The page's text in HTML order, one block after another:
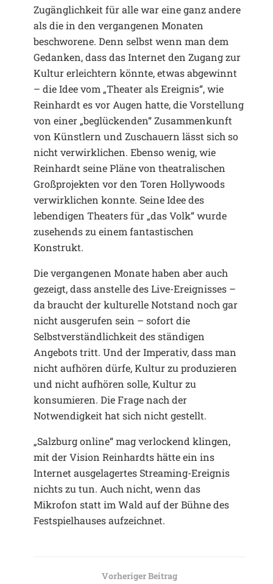
Zugänglichkeit für alle war eine ganz andere
als die in den vergangenen Monaten
beschworene. Denn selbst wenn man dem
Gedanken, dass das Internet den Zugang zur
Kultur erleichtern könnte, etwas abgewinnt
– die Idee vom „Theater als Ereignis“, wie
Reinhardt es vor Augen hatte, die Vorstellung
von einer „beglückenden“ Zusammenkunft
von Künstlern und Zuschauern lässt sich so
nicht verwirklichen. Ebenso wenig, wie
Reinhardt seine Pläne von theatralischen
Großprojekten vor den Toren Hollywoods
verwirklichen konnte. Seine Idee des
lebendigen Theaters für „das Volk“ wurde
zusehends zu einem fantastischen
Konstrukt.
Die vergangenen Monate haben aber auch
gezeigt, dass anstelle des Live-Ereignisses –
da braucht der kulturelle Notstand noch gar
nicht ausgerufen sein – sofort die
Selbstverständlichkeit des ständigen
Angebots tritt. Und der Imperativ, dass man
nicht aufhören dürfe, Kultur zu produzieren
und nicht aufhören solle, Kultur zu
konsumieren. Die Frage nach der
Notwendigkeit hat sich nicht gestellt.
„Salzburg online“ mag verlockend klingen,
mit der Vision Reinhardts hätte ein ins
Internet ausgelagertes Streaming-Ereignis
nichts zu tun. Auch nicht, wenn das
Mikrofon statt im Wald auf der Bühne des
Festspielhauses aufzeichnet.
Vorheriger Beitrag